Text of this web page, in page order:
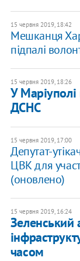
15 червня 2019, 18:42
Мешканця
підпалі
15 червня 2019, 18:26
У
ДСНС
15 червня 2019, 17:00
Депутат-
ЦВК для
(оновлено)
15 червня 2019, 16:24
Зеленський
часом